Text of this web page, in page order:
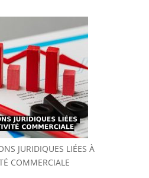
JURIDIQUES LIÉES À
COMMERCIALE